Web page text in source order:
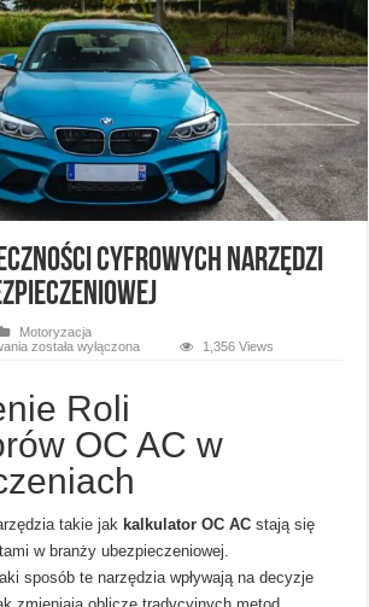
Cyfrowych Narzędzi
Motoryzacja
Analiza
Skuteczności
w
Branży
Ubezpieczeniowej
została wyłączona 1,356 Views
Roli
OC AC w
takie jak kalkulator OC AC stają się
w branży ubezpieczeniowej.
sposób te narzędzia wpływają na decyzje